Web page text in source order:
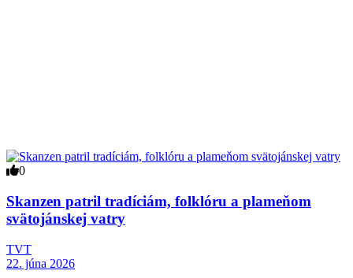
0
Skanzen patril tradíciám, folklóru a plameňom
svätojánskej vatry
TVT
22. júna 2026